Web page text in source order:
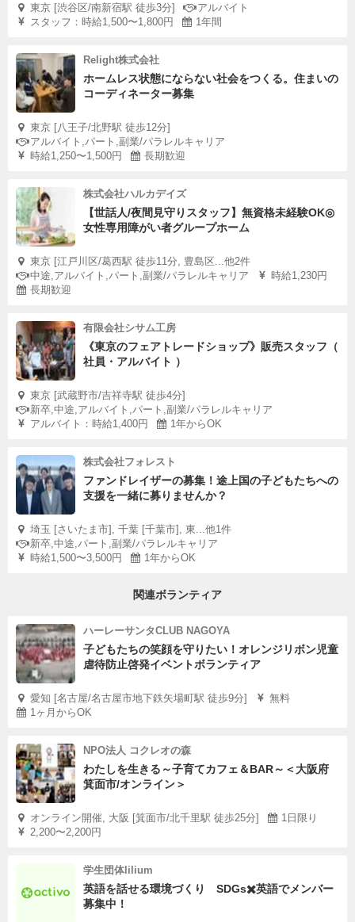
東京 [渋谷区/南新宿駅 徒歩3分]
アルバイト
スタッフ：時給1,500〜1,800円
1年間
Relight株式会社
ホームレス状態にならない社会をつくる。住まいの
コーディネーター募集
東京 [八王子/北野駅 徒歩12分]
アルバイト,パート,副業/パラレルキャリア
時給1,250〜1,500円
長期歓迎
株式会社ハルカデイズ
【世話人/夜間見守りスタッフ】無資格未経験OK◎
女性専用障がい者グループホーム
東京 [江戸川区/葛西駅 徒歩11分, 豊島区...他2件
中途,アルバイト,パート,副業/パラレルキャリア
時給1,230円
長期歓迎
有限会社シサム工房
《東京のフェアトレードショップ》販売スタッフ（
社員・アルバイト ）
東京 [武蔵野市/吉祥寺駅 徒歩4分]
新卒,中途,アルバイト,パート,副業/パラレルキャリア
アルバイト：時給1,400円
1年からOK
株式会社フォレスト
ファンドレイザーの募集！途上国の子どもたちへの
支援を一緒に募りませんか？
埼玉 [さいたま市], 千葉 [千葉市], 東...他1件
新卒,中途,パート,副業/パラレルキャリア
時給1,500〜3,500円
1年からOK
関連ボランティア
ハーレーサンタCLUB NAGOYA
子どもたちの笑顔を守りたい！オレンジリボン児童
虐待防止啓発イベントボランティア
愛知 [名古屋/名古屋市地下鉄矢場町駅 徒歩9分]
無料
1ヶ月からOK
NPO法人 コクレオの森
わたしを生きる～子育てカフェ＆BAR～＜大阪府
箕面市/オンライン＞
オンライン開催, 大阪 [箕面市/北千里駅 徒歩25分]
1日限り
2,200〜2,200円
学生団体lilium
英語を話せる環境づくり SDGs✖️英語でメンバー
募集中！